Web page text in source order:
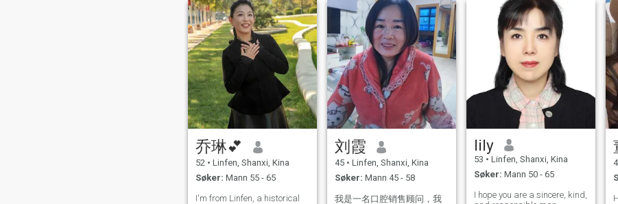
乔琳💕
52 • Linfen, Shanxi, Kina
Søker: Mann 55 - 65
I'm from Linfen, a historical
刘霞
45 • Linfen, Shanxi, Kina
Søker: Mann 45 - 58
我是一名口腔销售顾问，我
lily
53 • Linfen, Shanxi, Kina
Søker: Mann 50 - 65
I hope you are a sincere, kind,